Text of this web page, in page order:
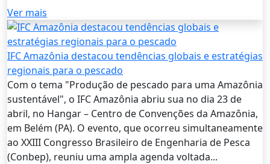
Ver mais
IFC Amazônia destacou tendências globais e estratégias
regionais para o pescado
Com o tema "Produção de pescado para uma Amazônia
sustentável", o IFC Amazônia abriu sua no dia 23 de
abril, no Hangar – Centro de Convenções da Amazônia,
em Belém (PA). O evento, que ocorreu simultaneamente
ao XXIII Congresso Brasileiro de Engenharia de Pesca
(Conbep), reuniu uma ampla agenda voltada...